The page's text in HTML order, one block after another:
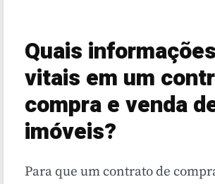
Quais
vitais em um
compra e venda
imóveis?
Para que um contrato de